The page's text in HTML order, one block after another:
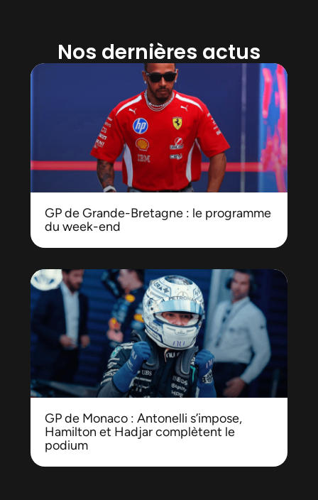
Nos dernières actus
GP de Grande-Bretagne : le programme
du week-end
GP de Monaco : Antonelli s’impose,
Hamilton et Hadjar complètent le
podium